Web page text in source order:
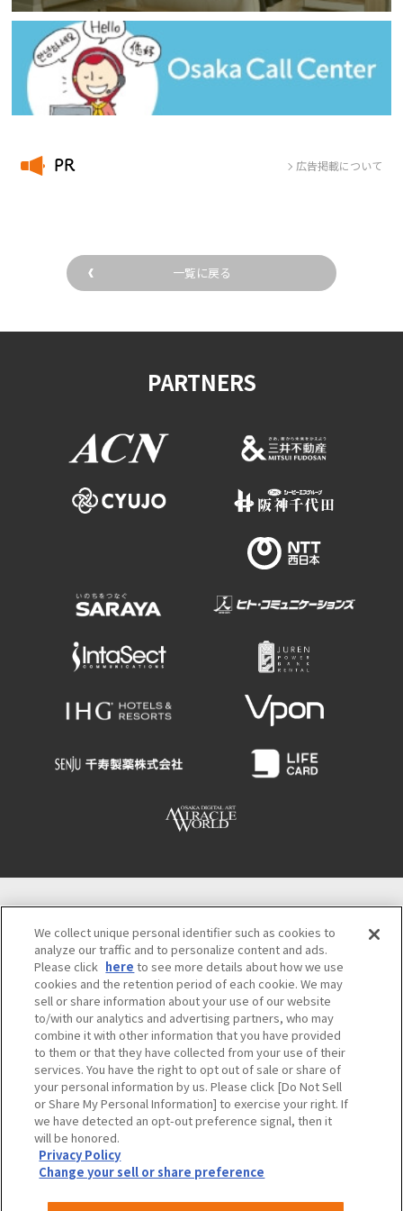
PR 広告掲載について
一覧に戻る
PARTNERS
〒542-0081 大阪市中央区南船場4-4-21
TODA BUILDING 心斎橋（旧りそな船場ビル）５階
観光情報の問い合わせ Osaka Call Center
06-6131-4550(無休 9:00～17:30)
大阪観光局 OSAKA MICE
プライバシーポリシー
サイトポリシー
入札情報 採用情報
©OSAKA CONVENTION & TOURISM BUREAU
We collect unique personal identifier such as cookies to
analyze our traffic and to personalize content and ads.
Please click here to see more details about how we use
cookies and the retention period of each cookie. We may
sell or share information about your use of our website
to/with our analytics and advertising partners, who may
combine it with other information that you have provided
to them or that they have collected from your use of their
services. You have the right to opt out of sale or share of
your personal information by us. Please click [Do Not Sell
or Share My Personal Information] to exercise your right. If
we have detected an opt-out preference signal, then it
will be honored.
Privacy Policy
Change your sell or share preference